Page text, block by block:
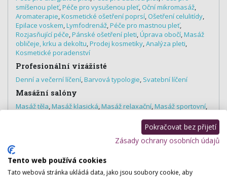
smíšenou pleť,Péče pro vysušenou pleť, Oční mikromasáž,
Aromaterapie,Kosmetické ošetření poprsí, Ošetření celulitídy,
Epilace voskem,Lymfodrenáž,Péče pro mastnou pleť,
Rozjasňující péče,Pánské ošetření pleti,Úprava obočí,Masáž
obličeje, krku a dekoltu,Prodej kosmetiky,Analýza pleti,
Kosmetické poradenství
Profesionální vizážisté
Denní a večerní líčení,Barvová typologie, Svatební líčení
Masážní salóny
Masáž těla,Masáž klasická,Masáž relaxační,Masáž sportovní,
Pokračovat bez přijetí
Zásady ochrany osobních údajů
Tento web používá cookies
Tato webová stránka ukládá data, jako jsou soubory cookie, aby